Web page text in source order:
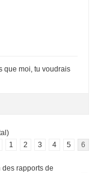
que moi, tu voudrais
1 2 3 4 5 6
des rapports de